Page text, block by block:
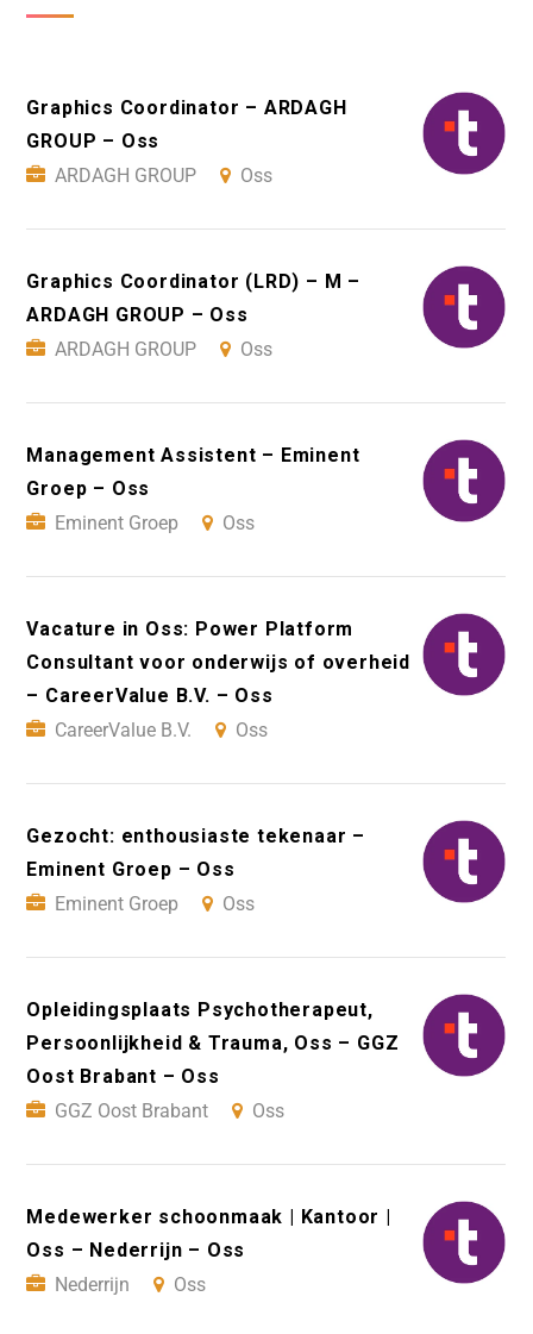
Graphics Coordinator – ARDAGH
GROUP – Oss
ARDAGH GROUP
Oss
Graphics Coordinator (LRD) – M –
ARDAGH GROUP – Oss
ARDAGH GROUP
Oss
Management Assistent – Eminent
Groep – Oss
Eminent Groep
Oss
Vacature in Oss: Power Platform
Consultant voor onderwijs of overheid
– CareerValue B.V. – Oss
CareerValue B.V.
Oss
Gezocht: enthousiaste tekenaar –
Eminent Groep – Oss
Eminent Groep
Oss
Opleidingsplaats Psychotherapeut,
Persoonlijkheid & Trauma, Oss – GGZ
Oost Brabant – Oss
GGZ Oost Brabant
Oss
Medewerker schoonmaak | Kantoor |
Oss – Nederrijn – Oss
Nederrijn
Oss